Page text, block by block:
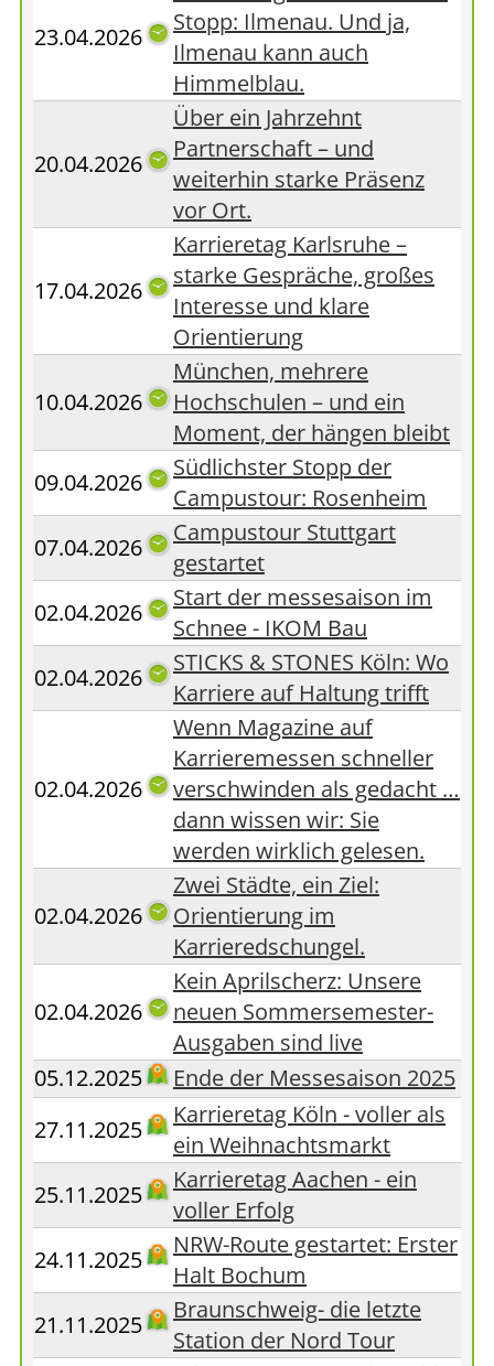
23.04.2026
Stopp: Ilmenau. Und ja,
Ilmenau kann auch
Himmelblau.
20.04.2026
Über ein Jahrzehnt
Partnerschaft – und
weiterhin starke Präsenz
vor Ort.
17.04.2026
Karrieretag Karlsruhe –
starke Gespräche, großes
Interesse und klare
Orientierung
10.04.2026
München, mehrere
Hochschulen – und ein
Moment, der hängen bleibt
09.04.2026
Südlichster Stopp der
Campustour: Rosenheim
07.04.2026
Campustour Stuttgart
gestartet
02.04.2026
Start der messesaison im
Schnee - IKOM Bau
02.04.2026
STICKS & STONES Köln: Wo
Karriere auf Haltung trifft
02.04.2026
Wenn Magazine auf
Karrieremessen schneller
verschwinden als gedacht …
dann wissen wir: Sie
werden wirklich gelesen.
02.04.2026
Zwei Städte, ein Ziel:
Orientierung im
Karrieredschungel.
02.04.2026
Kein Aprilscherz: Unsere
neuen Sommersemester-
Ausgaben sind live
05.12.2025
Ende der Messesaison 2025
27.11.2025
Karrieretag Köln - voller als
ein Weihnachtsmarkt
25.11.2025
Karrieretag Aachen - ein
voller Erfolg
24.11.2025
NRW-Route gestartet: Erster
Halt Bochum
21.11.2025
Braunschweig- die letzte
Station der Nord Tour